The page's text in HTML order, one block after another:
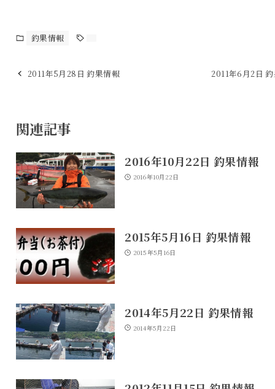
釣果情報
2011年5月28日 釣果情報 2011年6月2日
関連記事
2016年10月22日 釣果情報
2016年10月22日
2015年5月16日 釣果情報
2015年5月16日
2014年5月22日 釣果情報
2014年5月22日